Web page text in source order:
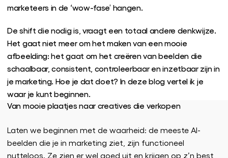
marketeers in de ‘wow-fase’ hangen.
De shift die nodig is, vraagt een totaal andere denkwijze.
Het gaat niet meer om het maken van een mooie
afbeelding: het gaat om het creëren van beelden die
schaalbaar, consistent, controleerbaar en inzetbaar zijn in
je marketing. Hoe je dat doet? In deze blog vertel ik je
waar je kunt beginnen.
Van mooie plaatjes naar creatives die verkopen
Laten we beginnen met de waarheid: de meeste AI-
beelden die je in marketing ziet, zijn functioneel
nutteloos. Ze zien er wel goed uit en krijgen op z’n best